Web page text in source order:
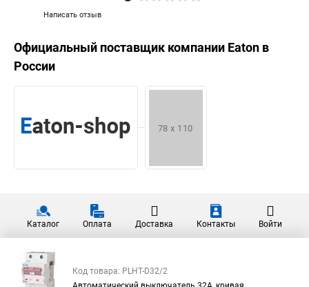
Написать отзыв
Официальный поставщик компании Eaton в
России
Каталог Оплата Доставка Контакты Войти
Код товара: PLHT-D32/2